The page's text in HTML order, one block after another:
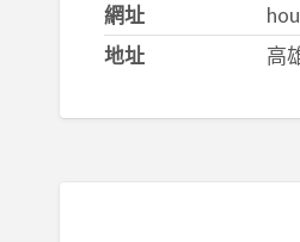
網址
地址
高